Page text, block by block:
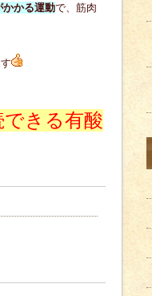
かかる運動で、筋肉
きる有酸